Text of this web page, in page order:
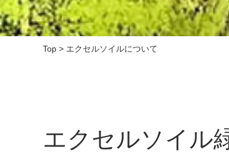
Top > エクセルソイルについて
エクセルソイル